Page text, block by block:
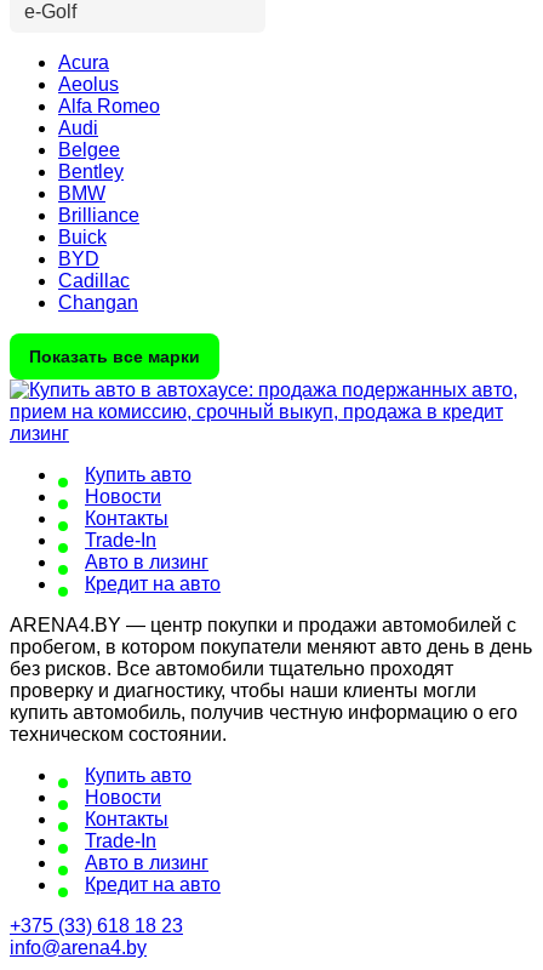
e-Golf
Acura
Aeolus
Alfa Romeo
Audi
Belgee
Bentley
BMW
Brilliance
Buick
BYD
Cadillac
Changan
Показать все марки
Купить авто
Новости
Контакты
Trade-In
Авто в лизинг
Кредит на авто
ARENA4.BY — центр покупки и продажи автомобилей с
пробегом, в котором покупатели меняют авто день в день
без рисков. Все автомобили тщательно проходят
проверку и диагностику, чтобы наши клиенты могли
купить автомобиль, получив честную информацию о его
техническом состоянии.
Купить авто
Новости
Контакты
Trade-In
Авто в лизинг
Кредит на авто
+375 (33) 618 18 23
info@arena4.by